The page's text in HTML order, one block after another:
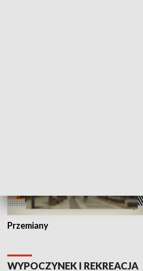
Przemiany
WYPOCZYNEK I REKREACJA